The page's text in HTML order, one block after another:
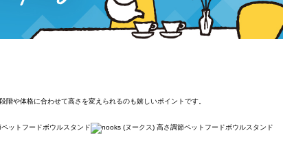
や体格に合わせて高さを変えられるのも嬉しいポイントです。